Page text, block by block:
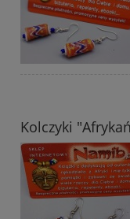
Kolczyki